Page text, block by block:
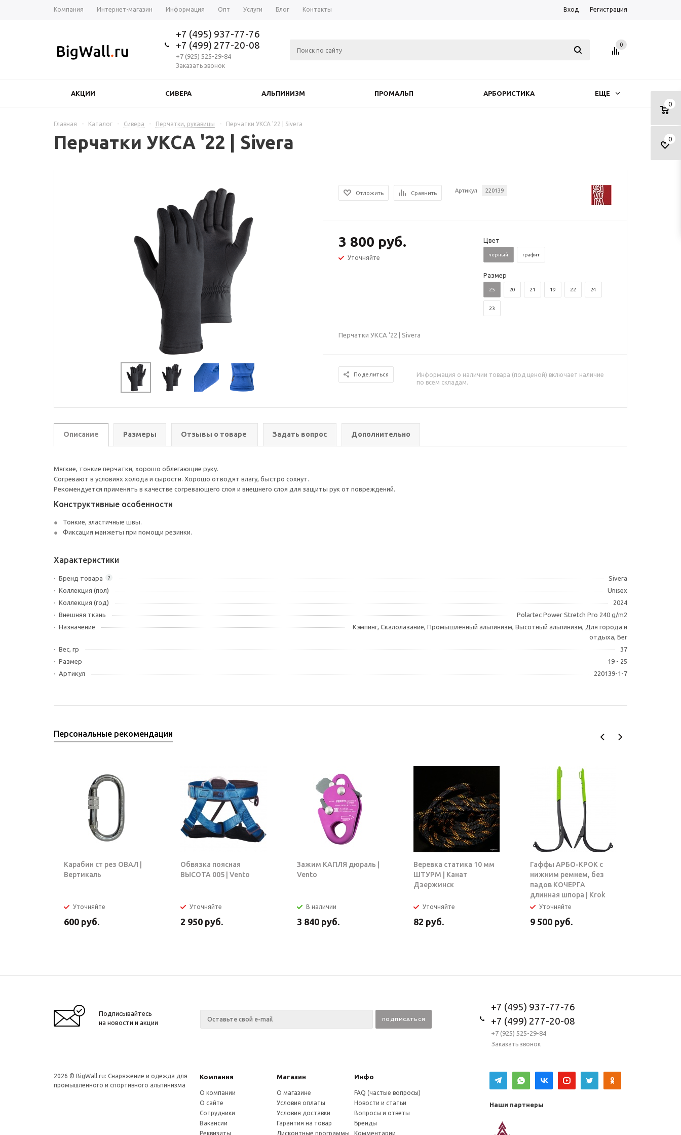
Компания Интернет-магазин Информация Опт Услуги Блог Контакты Вход Регистрация
+7 (495) 937-77-76
+7 (499) 277-20-08
+7 (925) 525-29-84
Заказать звонок
0
0
0
АКЦИИ СИВЕРА АЛЬПИНИЗМ ПРОМАЛЬП АРБОРИСТИКА ЕЩЕ
Главная - Каталог - Сивера - Перчатки, рукавицы - Перчатки УКСА '22 | Sivera
Перчатки УКСА '22 | Sivera
Отложить Сравнить Артикул 220139
3 800 руб.
Уточняйте
Цвет
черный графит
Размер
25 20 21 19 22 24
23
Перчатки УКСА '22 | Sivera
Поделиться
Информация о наличии товара (под ценой) включает наличие
по всем складам.
Описание Размеры Отзывы о товаре Задать вопрос Дополнительно
Мягкие, тонкие перчатки, хорошо облегающие руку.
Согревают в условиях холода и сырости. Хорошо отводят влагу, быстро сохнут.
Рекомендуется применять в качестве согревающего слоя и внешнего слоя для защиты рук от повреждений.
Конструктивные особенности
Тонкие, эластичные швы.
Фиксация манжеты при помощи резинки.
Характеристики
?
Бренд товара
Sivera
Коллекция (пол)
Unisex
Коллекция (год)
2024
Внешняя ткань
Polartec Power Stretch Pro 240 g/m2
Назначение
Кэмпинг, Скалолазание, Промышленный альпинизм, Высотный альпинизм, Для города и
отдыха, Бег
Вес, гр
37
Размер
19 - 25
Артикул
220139-1-7
Персональные рекомендации
Карабин ст рез ОВАЛ |
Вертикаль
Уточняйте
600 руб.
Обвязка поясная
ВЫСОТА 005 | Vento
Уточняйте
2 950 руб.
Зажим КАПЛЯ дюраль |
Vento
В наличии
3 840 руб.
Веревка статика 10 мм
ШТУРМ | Канат
Дзержинск
Уточняйте
82 руб.
Гаффы АРБО-КРОК с
нижним ремнем, без
падов КОЧЕРГА
длинная шпора | Krok
Уточняйте
9 500 руб.
Подписывайтесь
на новости и акции
+7 (495) 937-77-76
+7 (499) 277-20-08
+7 (925) 525-29-84
Заказать звонок
2026 © BigWall.ru: Снаряжение и одежда для
промышленного и спортивного альпинизма
Компания Магазин Инфо
О компании
О сайте
Сотрудники
Вакансии
Реквизиты
О магазине
Условия оплаты
Условия доставки
Гарантия на товар
Дисконтные программы
FAQ (частые вопросы)
Новости и статьи
Вопросы и ответы
Бренды
Комментарии
Наши партнеры